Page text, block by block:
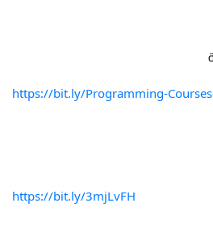
https://bit.ly/Programming-
https://bit.ly/3mjLvFH